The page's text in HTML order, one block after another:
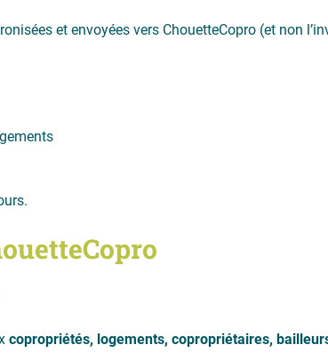
et envoyées vers ChouetteCopro (et non
copropriétés, logements, copropriétaires,